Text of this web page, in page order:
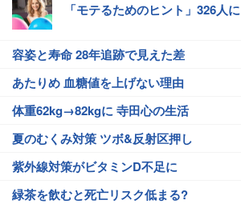
「モテるためのヒント」326人に
容姿と寿命 28年追跡で見えた差
あたりめ 血糖値を上げない理由
体重62kg→82kgに 寺田心の生活
夏のむくみ対策 ツボ&反射区押し
紫外線対策がビタミンD不足に
緑茶を飲むと死亡リスク低まる?